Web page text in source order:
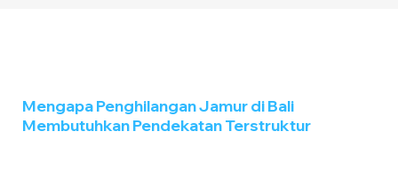
Mengapa Penghilangan Jamur di Bali
Membutuhkan Pendekatan Terstruktur